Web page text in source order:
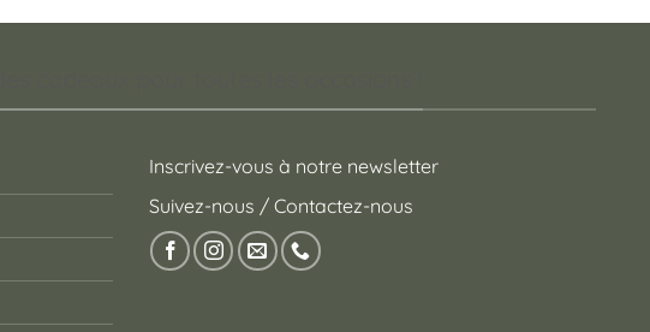
Inscrivez-vous à notre newsletter
Suivez-nous / Contactez-nous